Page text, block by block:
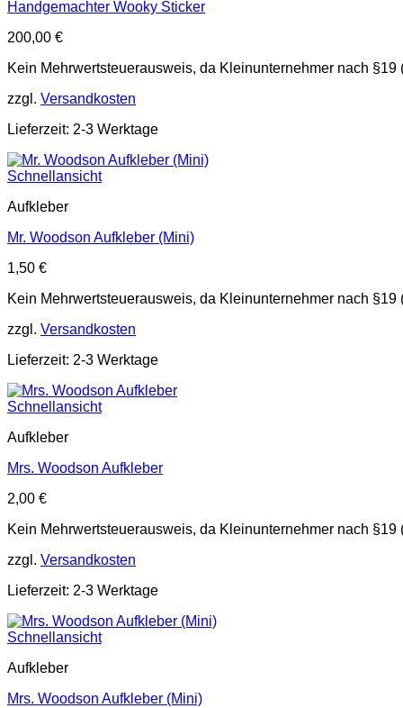
Handgemachter Wooky Sticker
200,00 €
Kein Mehrwertsteuerausweis, da Kleinunternehmer nach §19
zzgl. Versandkosten
Lieferzeit: 2-3 Werktage
Schnellansicht
Aufkleber
Mr. Woodson Aufkleber (Mini)
1,50 €
Kein Mehrwertsteuerausweis, da Kleinunternehmer nach §19
zzgl. Versandkosten
Lieferzeit: 2-3 Werktage
Schnellansicht
Aufkleber
Mrs. Woodson Aufkleber
2,00 €
Kein Mehrwertsteuerausweis, da Kleinunternehmer nach §19
zzgl. Versandkosten
Lieferzeit: 2-3 Werktage
Schnellansicht
Aufkleber
Mrs. Woodson Aufkleber (Mini)